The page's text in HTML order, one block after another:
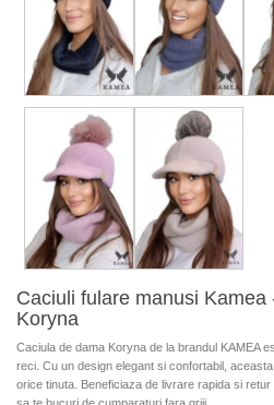
Caciuli fulare manusi
Koryna
Caciula de dama Koryna de la brandul KAMEA
reci. Cu un design elegant si confortabil,
orice tinuta. Beneficiaza de livrare rapida si